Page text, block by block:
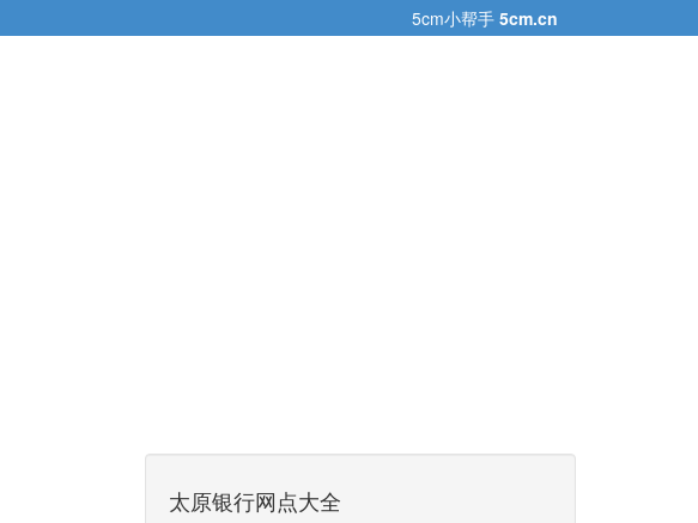
5cm小帮手 5cm.cn
太原银行网点大全